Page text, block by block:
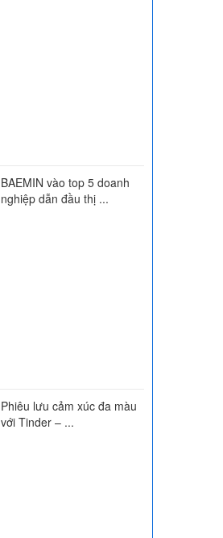
BAEMIN vào top 5 doanh
nghiệp dẫn đầu thị ...
Phiêu lưu cảm xúc đa màu
với Tinder – ...